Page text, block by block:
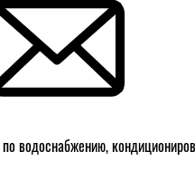
водоснабжению,